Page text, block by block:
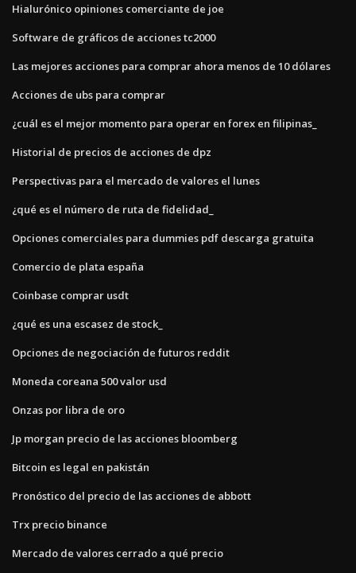
Hialurónico opiniones comerciante de joe
Software de gráficos de acciones tc2000
Las mejores acciones para comprar ahora menos de 10 dólares
Acciones de ubs para comprar
¿cuál es el mejor momento para operar en forex en filipinas_
Historial de precios de acciones de dpz
Perspectivas para el mercado de valores el lunes
¿qué es el número de ruta de fidelidad_
Opciones comerciales para dummies pdf descarga gratuita
Comercio de plata españa
Coinbase comprar usdt
¿qué es una escasez de stock_
Opciones de negociación de futuros reddit
Moneda coreana 500 valor usd
Onzas por libra de oro
Jp morgan precio de las acciones bloomberg
Bitcoin es legal en pakistán
Pronóstico del precio de las acciones de abbott
Trx precio binance
Mercado de valores cerrado a qué precio